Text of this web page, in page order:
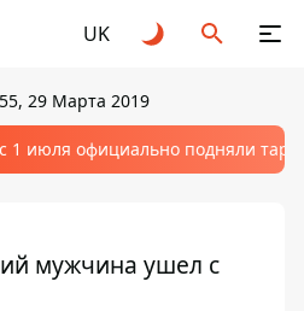
UK
29 Марта 2019
1 июля официально подняли
мужчина ушел с